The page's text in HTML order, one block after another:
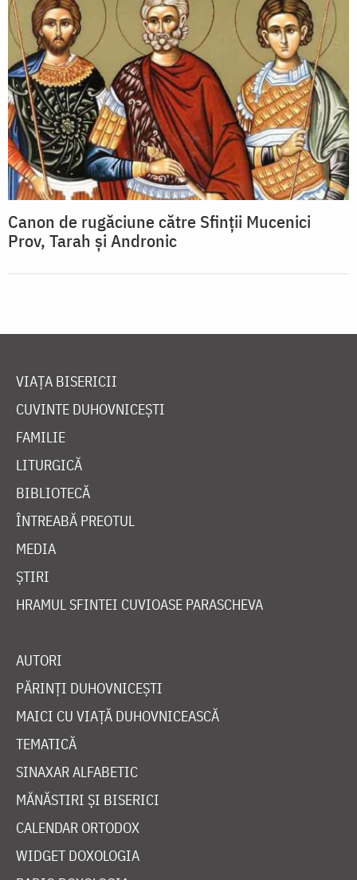
Canon de rugăciune către Sfinţii Mucenici
Prov, Tarah şi Andronic
VIAȚA BISERICII
CUVINTE DUHOVNICEȘTI
FAMILIE
LITURGICĂ
BIBLIOTECĂ
ÎNTREABĂ PREOTUL
MEDIA
ȘTIRI
HRAMUL SFINTEI CUVIOASE PARASCHEVA
AUTORI
PĂRINȚI DUHOVNICEȘTI
MAICI CU VIAȚĂ DUHOVNICEASCĂ
TEMATICĂ
SINAXAR ALFABETIC
MĂNĂSTIRI ȘI BISERICI
CALENDAR ORTODOX
WIDGET DOXOLOGIA